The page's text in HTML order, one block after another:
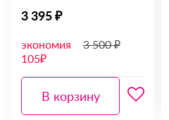
3 395 ₽
экономия
105₽
3 500 ₽
В корзину